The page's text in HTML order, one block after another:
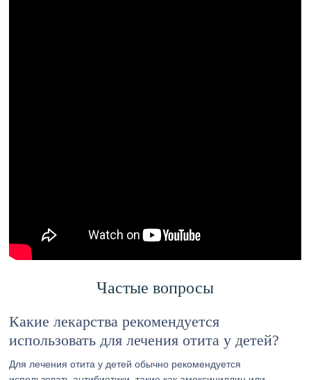
Частые вопросы
Какие лекарства рекомендуется
использовать для лечения отита у детей?
Для лечения отита у детей обычно рекомендуется